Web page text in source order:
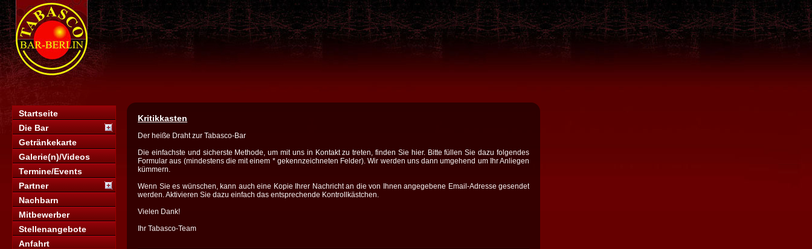
Startseite
Die Bar
Getränkekarte
Galerie(n)/Videos
Termine/Events
Partner
Nachbarn
Mitbewerber
Stellenangebote
Anfahrt
Kritikkasten
Der heiße Draht zur Tabasco-Bar
Die einfachste und sicherste Methode, um mit uns in Kontakt zu treten, finden Sie hier. Bitte füllen Sie dazu folgendes
Formular aus (mindestens die mit einem * gekennzeichneten Felder). Wir werden uns dann umgehend um Ihr Anliegen
kümmern.
Wenn Sie es wünschen, kann auch eine Kopie Ihrer Nachricht an die von Ihnen angegebene Email-Adresse gesendet
werden. Aktivieren Sie dazu einfach das entsprechende Kontrollkästchen.
Vielen Dank!
Ihr Tabasco-Team